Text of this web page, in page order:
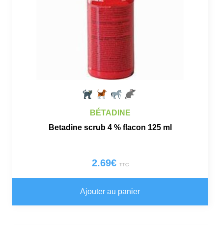
BÉTADINE
Betadine scrub 4 % flacon 125 ml
2.69€ TTC
Ajouter au panier